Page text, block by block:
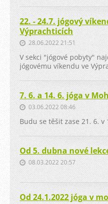
22. - 24.7. jógový
Výprachticích
28.06.2022 21:51
V sekci "jógové pobyty"
jógovému víkendu ve
7. 6. a 14. 6. jóga v
03.06.2022 08:46
Budu se těšit zase 21. 6. v
Od 5. dubna nové
08.03.2022 20:57
Od 24.1.2022 jóga v